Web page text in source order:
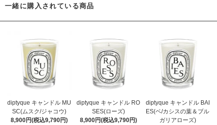
一緒に購入されている商品
diptyque キャンドル MU
SC(ムスク/ジャコウ)
8,900円(税込9,790円)
diptyque キャンドル RO
SES(ローズ)
8,900円(税込9,790円)
diptyque キャンドル BAI
ES(ベ/カシスの葉＆ブル
ガリアローズ)